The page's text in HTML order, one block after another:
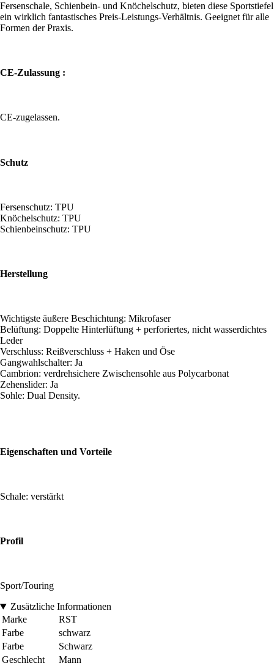
Fersenschale, Schienbein- und Knöchelschutz, bieten diese Sportstiefel
ein wirklich fantastisches Preis-Leistungs-Verhältnis. Geeignet für alle
Formen der Praxis.
CE-Zulassung :
CE-zugelassen.
Schutz
Fersenschutz: TPU
Knöchelschutz: TPU
Schienbeinschutz: TPU
Herstellung
Wichtigste äußere Beschichtung: Mikrofaser
Belüftung: Doppelte Hinterlüftung + perforiertes, nicht wasserdichtes
Leder
Verschluss: Reißverschluss + Haken und Öse
Gangwahlschalter: Ja
Cambrion: verdrehsichere Zwischensohle aus Polycarbonat
Zehenslider: Ja
Sohle: Dual Density.
Eigenschaften und Vorteile
Schale: verstärkt
Profil
Sport/Touring
Zusätzliche Informationen
Marke
RST
Farbe
schwarz
Farbe
Schwarz
Geschlecht
Mann